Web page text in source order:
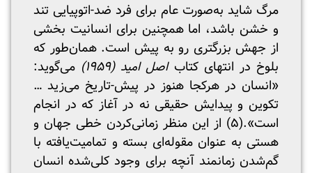
مرگ شاید به‌صورت عام برای فرد ضد-اتوپیایی تند
و خشن باشد، اما همچنین برای انسانیت بخشی
از جهش بزرگتری رو به پیش است. همان‌طور که
بلوخ در انتهای کتاباصل امید (۱۹۵۹)
می‌گوید:
«انسان در هرکجا هنوز در پیش-تاریخ می‌زید …
تکوین و پیدایش حقیقی نه در آغاز که در انجام
است».(۵) از این منظر زمانی‌کردن خطی جهان و
هستی به عنوان مقوله‌ای بسته و تمامیت‌یافته با
گم‌شدن زمانمند آنچه برای وجود کلی‌شده انسان